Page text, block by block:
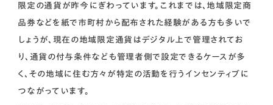
限定の通貨が昨今にぎわっています。これまでは、地域限定商
品券などを紙で市町村から配布された経験がある方も多いで
しょうが、現在の地域限定通貨はデジタル上で管理されてお
り、通貨の付与条件なども管理者側で設定できるケースが多
く、その地域に住む方々が特定の活動を行うインセンティブに
つながっています。